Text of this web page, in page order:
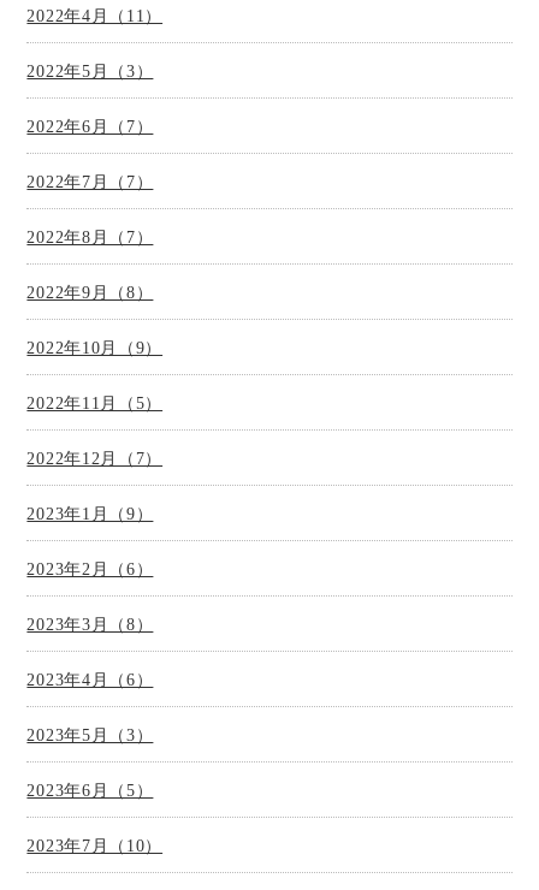
2022年4月（11）
2022年5月（3）
2022年6月（7）
2022年7月（7）
2022年8月（7）
2022年9月（8）
2022年10月（9）
2022年11月（5）
2022年12月（7）
2023年1月（9）
2023年2月（6）
2023年3月（8）
2023年4月（6）
2023年5月（3）
2023年6月（5）
2023年7月（10）